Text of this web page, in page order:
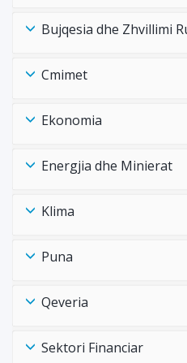
Bujqesia dhe Zhvillimi
Cmimet
Ekonomia
Energjia dhe Minierat
Klima
Puna
Qeveria
Sektori Financiar